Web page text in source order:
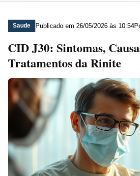
Saude Publicado em 26/05/2026 às 10:54
CID J30: Sintomas,
Tratamentos da Rinite